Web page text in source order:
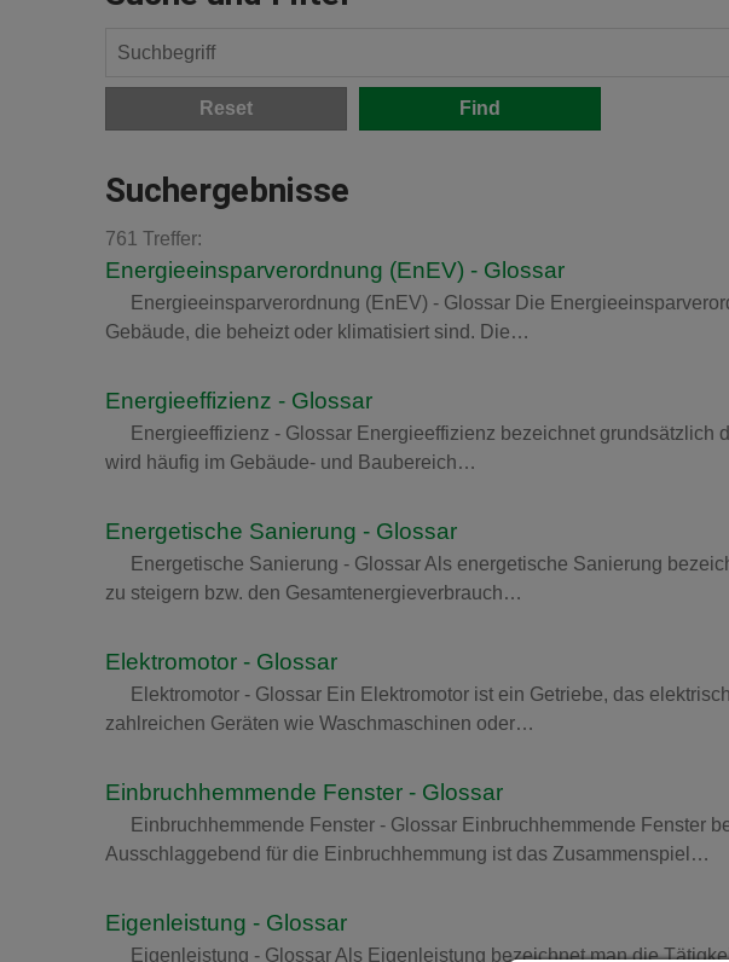
Reset
Suchergebnisse
761 Treffer:
Energieeinsparverordnung (EnEV) - Glossar
Energieeinsparverordnung (EnEV) - Glossar Die
Gebäude, die beheizt oder klimatisiert sind. Die…
Energieeffizienz - Glossar
Energieeffizienz - Glossar Energieeffizienz bezeichnet
wird häufig im Gebäude- und Baubereich…
Energetische Sanierung - Glossar
Energetische Sanierung - Glossar Als energetische Sanierung
zu steigern bzw. den Gesamtenergieverbrauch…
Elektromotor - Glossar
Elektromotor - Glossar Ein Elektromotor ist ein Getriebe, das
zahlreichen Geräten wie Waschmaschinen oder…
Einbruchhemmende Fenster - Glossar
Einbruchhemmende Fenster - Glossar Einbruchhemmende Fenster
Ausschlaggebend für die Einbruchhemmung ist das Zusammenspiel…
Eigenleistung - Glossar
Eigenleistung - Glossar Als Eigenleistung bezeichnet man die